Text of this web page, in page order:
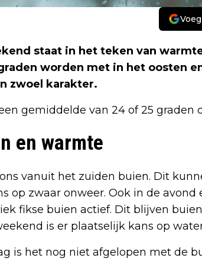
staat in het teken van
worden met in het oosten
zwoel karakter.
gemiddelde van 24 of 25 graden
en warmte
vanuit het zuiden buien. Dit
op zwaar onweer. Ook in de
fikse buien actief. Dit blijven
is er plaatselijk kans op
is het nog niet afgelopen met de